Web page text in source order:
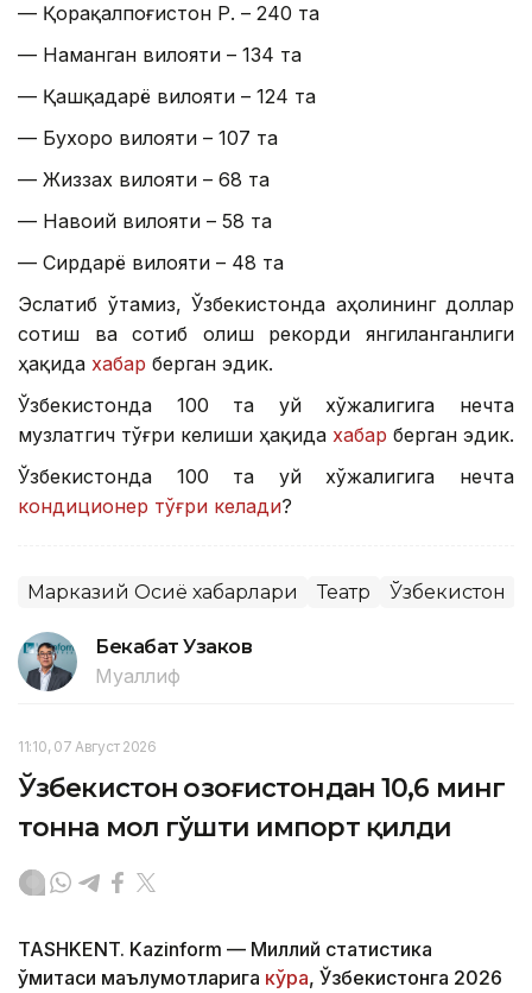
— Қорақалпоғистон Р. – 240 та
— Наманган вилояти – 134 та
— Қашқадарё вилояти – 124 та
— Бухоро вилояти – 107 та
— Жиззах вилояти – 68 та
— Навоий вилояти – 58 та
— Сирдарё вилояти – 48 та
Эслатиб ўтамиз, Ўзбекистонда аҳолининг доллар
сотиш ва сотиб олиш рекорди янгиланганлиги
ҳақида хабар берган эдик.
Ўзбекистонда 100 та уй хўжалигига нечта
музлатгич тўғри келиши ҳақида хабар берган эдик.
Ўзбекистонда 100 та уй хўжалигига нечта
кондиционер тўғри келади?
Марказий Осиё хабарлари Театр Ўзбекистон
Бекабат Узаков
Муаллиф
11:10, 07 Август 2026
Ўзбекистон Қозоғистондан 10,6 минг
тонна мол гўшти импорт қилди
TASHKENT. Kazinform — Миллий статистика
қўмитаси маълумотларига кўра, Ўзбекистонга 2026